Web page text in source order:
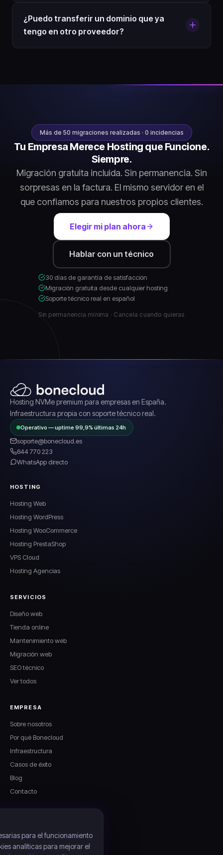
¿Puedo transferir un dominio que ya
tengo en otro proveedor?
Más de 50 migraciones realizadas · 0 incidencias
Tu Empresa Merece Hosting que Funcione.
Siempre.
Migración gratuita incluida. Sin permanencia. Sin
sorpresas en la factura. El mismo servidor en el
que confiamos para nuestros propios clientes.
Elegir mi plan ahora
Hablar con un técnico
30 días de garantía de satisfacción
Migración gratuita desde cualquier hosting
Soporte técnico real en español
Sin permanencia mínima · Cancela cuando quieras
Hosting NVMe premium para empresas en España.
Infraestructura propia con soporte técnico real.
Operativo — uptime 99,9% últimas 24h
soporte@bonecloud.es
644 770 223
WhatsApp directo
HOSTING
Hosting Web
Hosting WordPress
Hosting WooCommerce
Hosting PrestaShop
VPS Cloud
Hosting Agencias
SERVICIOS
Diseño web
Tienda online
Mantenimiento web
Migración web
SEO técnico
Ver todos
EMPRESA
Sobre nosotros
Por qué Bonecloud
Infraestructura
Casos de éxito
Blog
Contacto
Aviso legal
Política de privacidad
para el funcionamiento
analíticas para mejorar el